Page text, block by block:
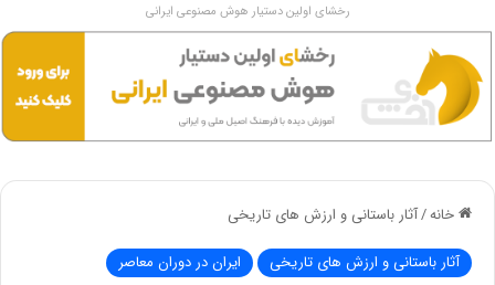
رخشای اولین دستیار هوش مصنوعی ایرانی
خانه/آثار باستانی و ارزش های تاریخی
آثار باستانی و ارزش های تاریخی ایران در دوران معاصر